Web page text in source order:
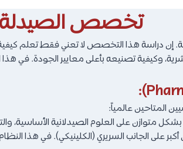
تخصص الصيدلة
إن دراسة هذا التخصص لا تعني فقط تعلم
وكيفية تصنيعه بأعلى معايير الجودة. في
المتاحين عالمياً:
ويركز بشكل أكبر على الجانب السريري